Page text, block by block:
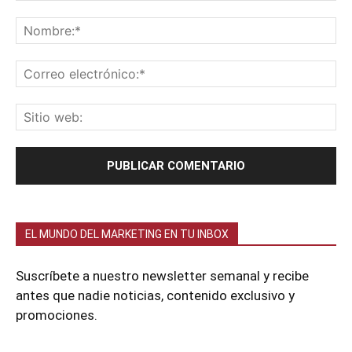
EL MUNDO DEL MARKETING EN TU INBOX
Suscríbete a nuestro newsletter semanal y recibe
antes que nadie noticias, contenido exclusivo y
promociones.